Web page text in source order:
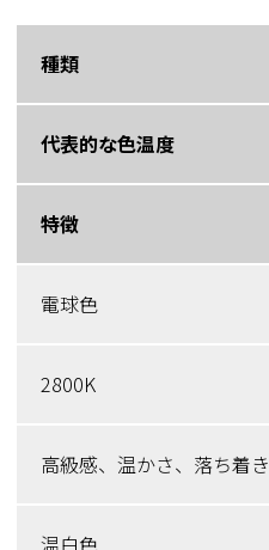
種類
代表的な色温度
特徴
電球色
2800K
高級感、温かさ、落ち着き
温白色